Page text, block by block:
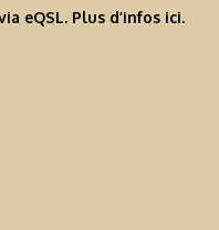
eQSL. Plus d’infos ici.